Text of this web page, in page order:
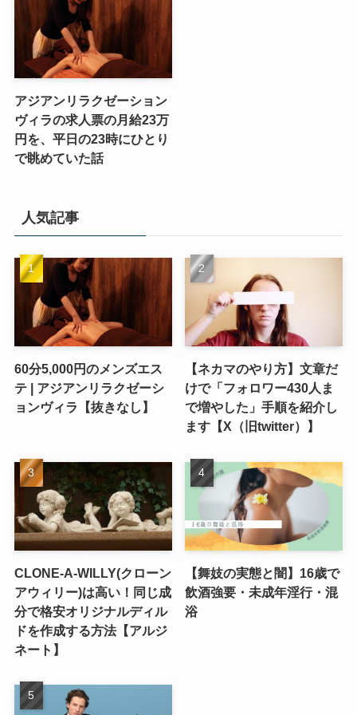
アジアンリラクゼーション
ヴィラの求人票の月給23万
円を、平日の23時にひとり
で眺めていた話
人気記事
60分5,000円のメンズエス
テ | アジアンリラクゼーシ
ョンヴィラ【抜きなし】
【ネカマのやり方】文章だ
けで「フォロワー430人ま
で増やした」手順を紹介し
ます【X（旧twitter）】
CLONE-A-WILLY(クローン
アウィリー)は高い！同じ成
分で格安オリジナルディル
ドを作成する方法【アルジ
ネート】
【舞妓の実態と闇】16歳で
飲酒強要・未成年淫行・混
浴